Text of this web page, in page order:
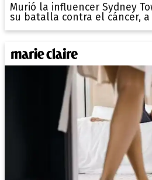
Murió la influencer Sydney
su batalla contra el cáncer, a